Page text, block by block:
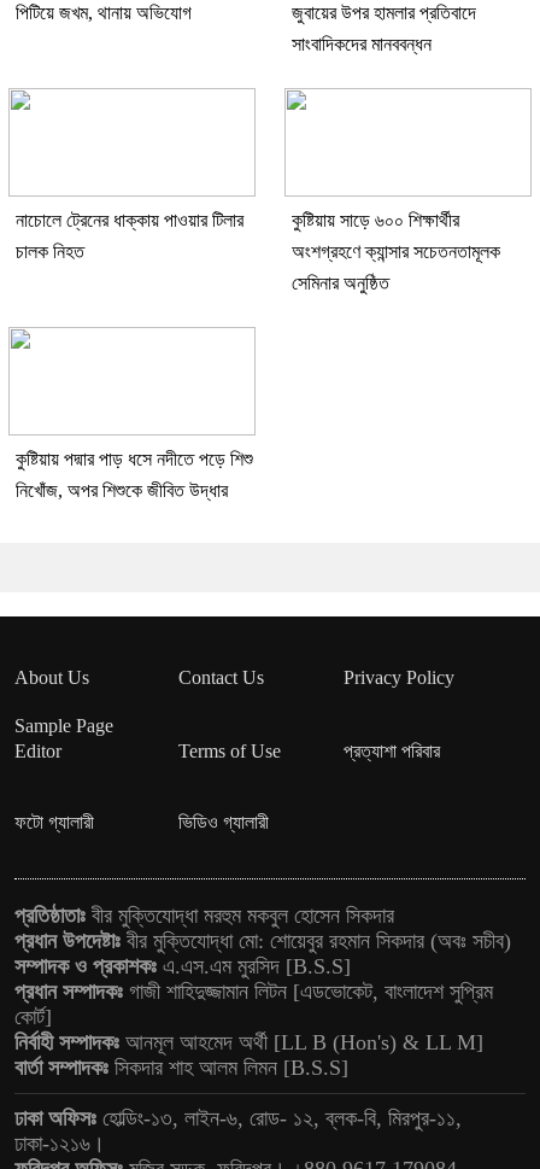
পিটিয়ে জখম, থানায় অভিযোগ
জুবায়ের উপর হামলার প্রতিবাদে
সাংবাদিকদের মানববন্ধন
নাচোলে ট্রেনের ধাক্কায় পাওয়ার টিলার
চালক নিহত
কুষ্টিয়ায় সাড়ে ৬০০ শিক্ষার্থীর
অংশগ্রহণে ক্যান্সার সচেতনতামূলক
সেমিনার অনুষ্ঠিত
কুষ্টিয়ায় পদ্মার পাড় ধসে নদীতে পড়ে শিশু
নিখোঁজ, অপর শিশুকে জীবিত উদ্ধার
About Us Contact Us Privacy Policy
Sample Page
Editor
Terms of Use প্রত্যাশা পরিবার
ফটো গ্যালারী ভিডিও গ্যালারী
প্রতিষ্ঠাতাঃ বীর মুক্তিযোদ্ধা মরহুম মকবুল হোসেন সিকদার
প্রধান উপদেষ্টাঃ বীর মুক্তিযোদ্ধা মো: শোয়েবুর রহমান সিকদার (অবঃ সচীব)
সম্পাদক ও প্রকাশকঃ এ.এস.এম মুরসিদ [B.S.S]
প্রধান সম্পাদকঃ গাজী শাহিদুজ্জামান লিটন [এডভোকেট, বাংলাদেশ সুপ্রিম
কোর্ট]
নির্বাহী সম্পাদকঃ আনমূল আহমেদ অর্থী [LL B (Hon's) & LL M]
বার্তা সম্পাদকঃ সিকদার শাহ আলম লিমন [B.S.S]
ঢাকা অফিসঃ হোল্ডিং-১৩, লাইন-৬, রোড- ১২, ব্লক-বি, মিরপুর-১১,
ঢাকা-১২১৬।